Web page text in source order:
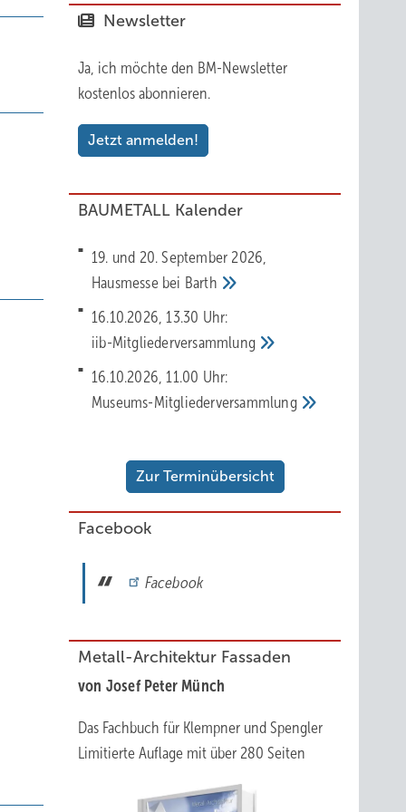
Newsletter
Ja, ich möchte den BM-Newsletter
kostenlos abonnieren.
Jetzt anmelden!
BAUMETALL Kalender
19. und 20. September 2026,
Hausmesse bei Barth
16.10.2026, 13.30 Uhr:
iib-Mitgliederversammlung
16.10.2026, 11.00 Uhr:
Museums-Mitgliederversammlung
Zur Terminübersicht
Facebook
Facebook
Metall-Architektur Fassaden
von Josef Peter Münch
Das Fachbuch für Klempner und Spengler
Limitierte Auflage mit über 280 Seiten